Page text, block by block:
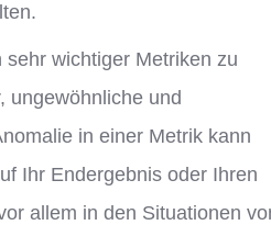
wichtiger Metriken zu
ungewöhnliche und
in einer Metrik kann
Ihr Endergebnis oder Ihren
allem in den Situationen